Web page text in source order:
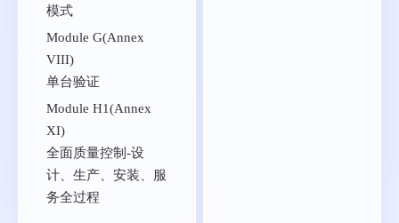
模式
Module G(Annex
VIII)
单台验证
Module H1(Annex
XI)
全面质量控制-设
计、生产、安装、服
务全过程